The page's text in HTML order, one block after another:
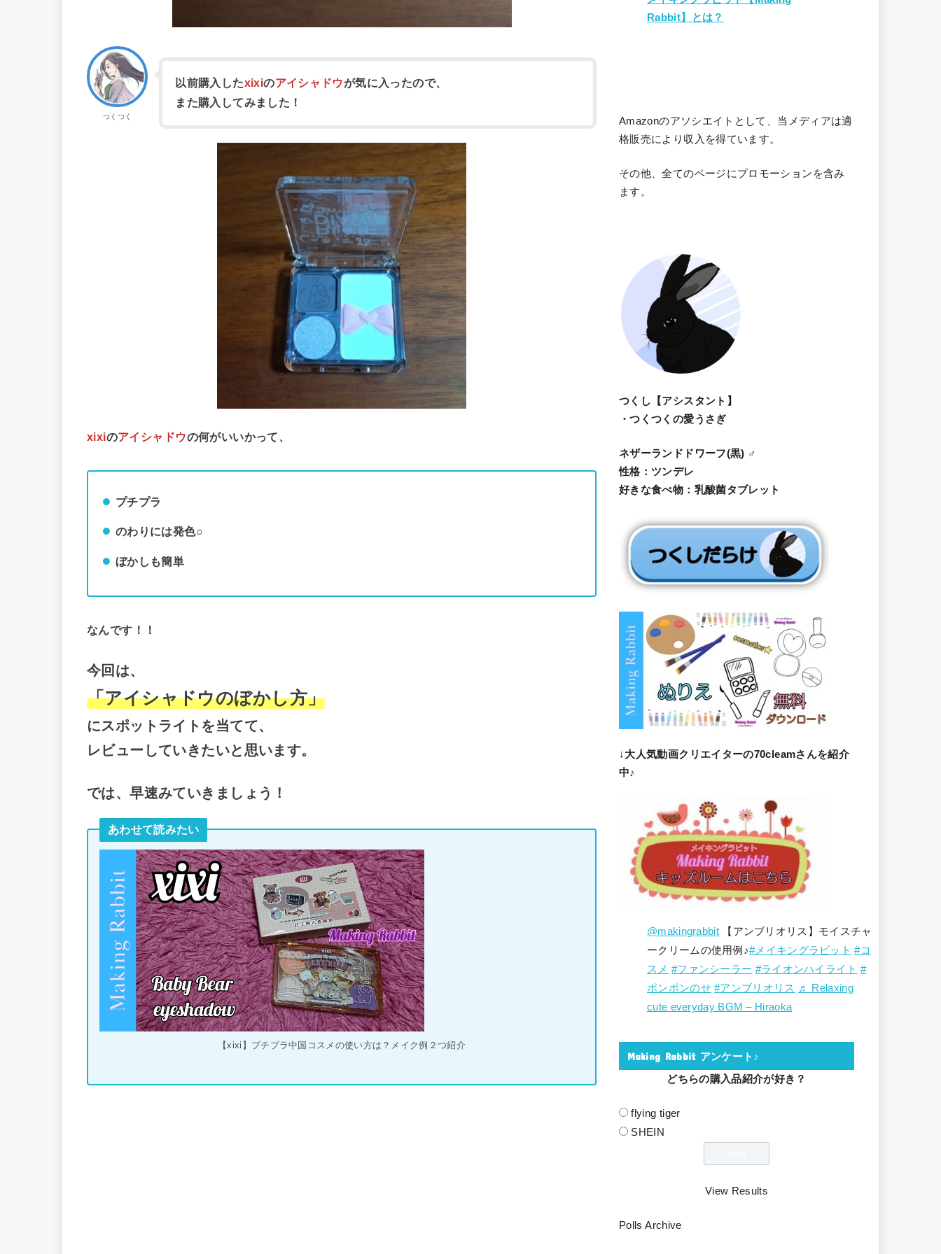
つくつく
以前購入したxixiのアイシャドウが気に入ったので、
また購入してみました！
xixiのアイシャドウの何がいいかって、
プチプラ
のわりには発色○
ぼかしも簡単
なんです！！
今回は、
「アイシャドウのぼかし方」
にスポットライトを当てて、
レビューしていきたいと思います。
では、早速みていきましょう！
あわせて読みたい
【xixi】プチプラ中国コスメの使い方は？メイク例２つ紹介
Rabbit】とは？
Amazonのアソシエイトとして、当メディアは適
格販売により収入を得ています。
その他、全てのページにプロモーションを含み
ます。
つくし【アシスタント】
・つくつくの愛うさぎ
ネザーランドドワーフ(黒) ♂
性格：ツンデレ
好きな食べ物：乳酸菌タブレット
↓大人気動画クリエイターの70cleamさんを紹介
中♪
@makingrabbit【アンブリオリス】モイスチャ
ークリームの使用例♪#メイキングラビット #コ
スメ #ファンシーラー #ライオンハイライト #
ポンポンのせ #アンブリオリス ♬ Relaxing
cute everyday BGM – Hiraoka
Making Rabbit アンケート♪
どちらの購入品紹介が好き？
flying tiger
SHEIN
View Results
Polls Archive